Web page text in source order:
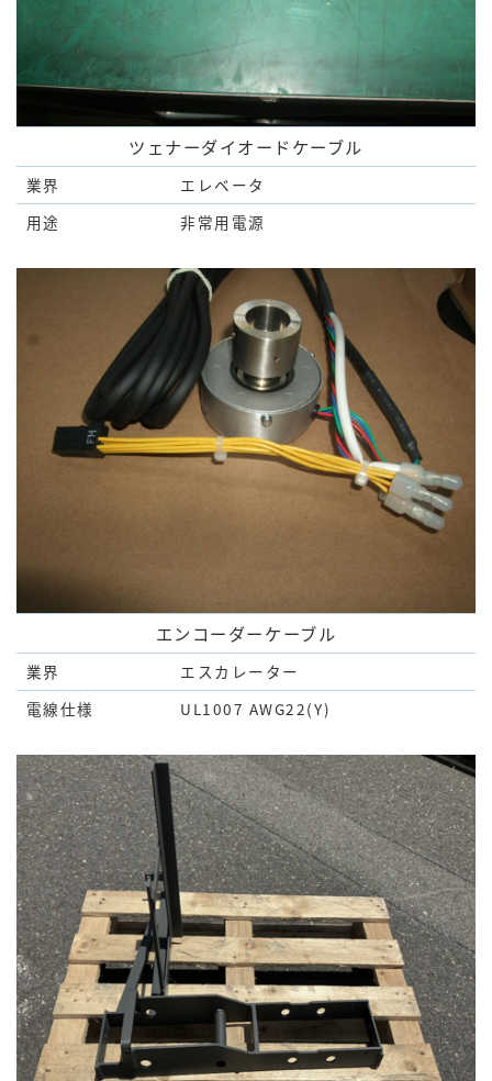
ツェナーダイオードケーブル
業界
エレベータ
用途
非常用電源
エンコーダーケーブル
業界
エスカレーター
電線仕様
UL1007 AWG22(Y)